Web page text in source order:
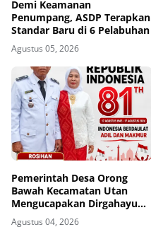
Demi Keamanan
Penumpang, ASDP Terapkan
Standar Baru di 6 Pelabuhan
Agustus 05, 2026
Pemerintah Desa Orong
Bawah Kecamatan Utan
Mengucapakan Dirgahayu
Republik Indonesia ke-81
Agustus 04, 2026